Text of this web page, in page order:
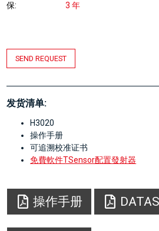
保
3 年
SEND REQUEST
发货清单:
H3020
操作手册
可追溯校准证书
免費軟件TSensor配置發射器
操作手册